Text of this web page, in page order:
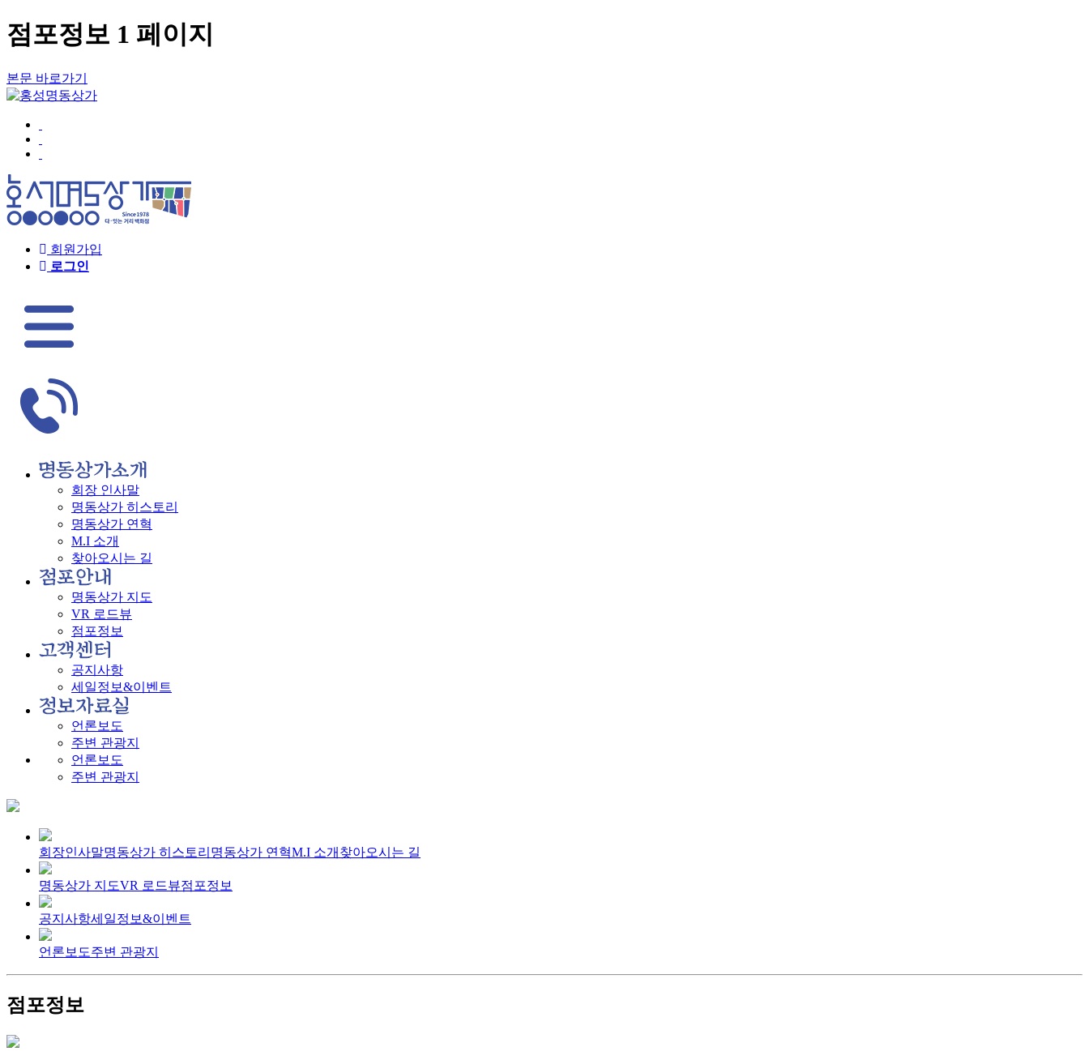
점포정보 1 페이지
본문 바로가기
회원가입
로그인
회장 인사말
명동상가 히스토리
명동상가 연혁
M.I 소개
찾아오시는 길
명동상가 지도
VR 로드뷰
점포정보
공지사항
세일정보&이벤트
언론보도
주변 관광지
언론보도
주변 관광지
회장인사말명동상가 히스토리 명동상가 연혁M.I 소개 찾아오시는 길
명동상가 지도VR 로드뷰점포정보
공지사항세일정보&이벤트
언론보도주변 관광지
점포정보